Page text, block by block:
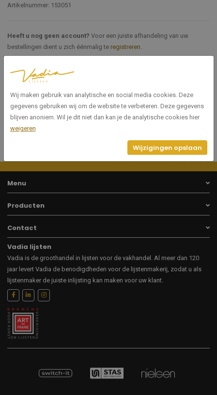
Artikelnummer: 153051
Heeft u nog geen account? Voor een juiste afhandeling van uw
bestellingen dient u zich éénmalig te registreren.
Specificaties
Artikelnummer 153051
Menu
Producten
Contact
Vadia lijsten
Vadia is de groothandel in lijsten voor de vakhandel. Al meer dan 120
jaar levert Vadia de benodigdheden voor de lijstenmakerij, zodat u als
lijstenmaker de juiste inlijsting kan maken voor uw klant.
Wij maken gebruik van analytische en social media cookies. Deze
gegevens gebruiken wij om de website te verbeteren. Deze gegevens
blijven anoniem. Wil je dit niet dan kan je de analytische cookies hier
weigeren
Wijzigingen opslaan